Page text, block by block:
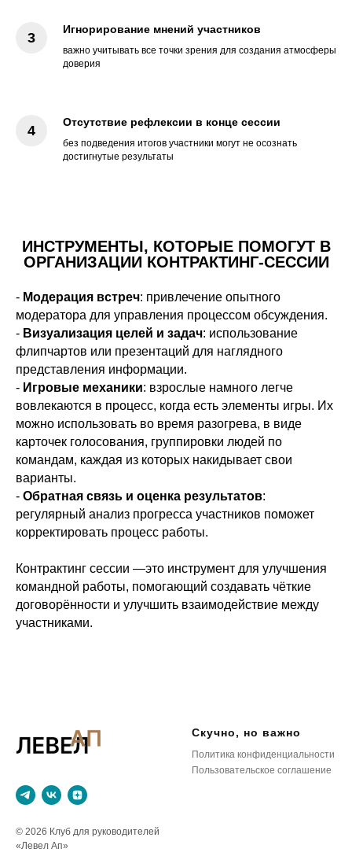
Игнорирование мнений участников
важно учитывать все точки зрения для создания атмосферы
доверия
Отсутствие рефлексии в конце сессии
без подведения итогов участники могут не осознать
достигнутые результаты
ИНСТРУМЕНТЫ, КОТОРЫЕ ПОМОГУТ В
ОРГАНИЗАЦИИ КОНТРАКТИНГ-СЕССИИ
- Модерация встреч: привлечение опытного
модератора для управления процессом обсуждения.
- Визуализация целей и задач: использование
флипчартов или презентаций для наглядного
представления информации.
- Игровые механики: взрослые намного легче
вовлекаются в процесс, когда есть элементы игры. Их
можно использовать во время разогрева, в виде
карточек голосования, группировки людей по
командам, каждая из которых накидывает свои
варианты.
- Обратная связь и оценка результатов:
регулярный анализ прогресса участников поможет
корректировать процесс работы.
Контрактинг сессии —это инструмент для улучшения
командной работы, помогающий создавать чёткие
договорённости и улучшить взаимодействие между
участниками.
© 2026 Клуб для руководителей
«Левел Ап»
Скучно, но важно
Политика конфиденциальности
Пользовательское соглашение